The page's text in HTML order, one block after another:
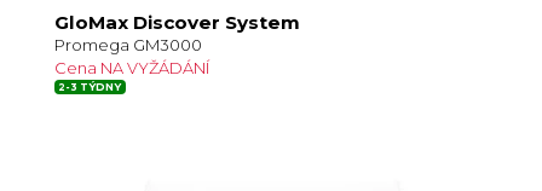
GloMax Discover System
Promega GM3000
Cena NA VYŽÁDÁNÍ
2-3 TÝDNY